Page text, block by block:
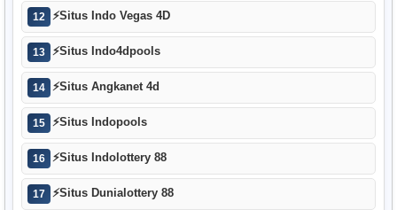
12 ⚡Situs Indo Vegas 4D
13 ⚡Situs Indo4dpools
14 ⚡Situs Angkanet 4d
15 ⚡Situs Indopools
16 ⚡Situs Indolottery 88
17 ⚡Situs Dunialottery 88